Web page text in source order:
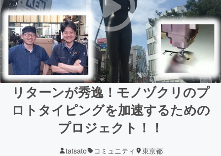
リターンが秀逸！モノヅクリのプ
ロトタイピングを加速するための
プロジェクト！！
tatsato コミュニティ 東京都